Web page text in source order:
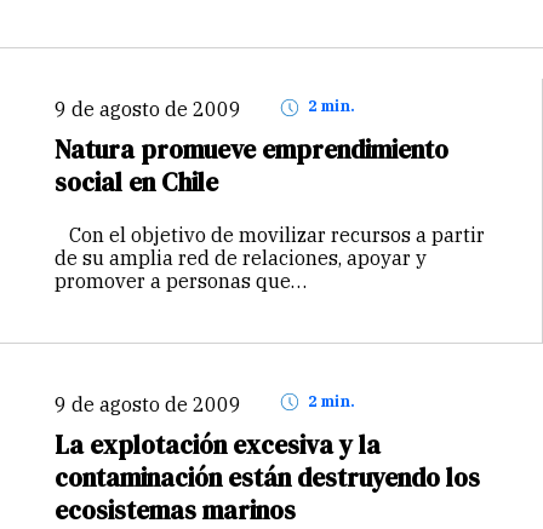
9 de agosto de 2009 2 min.
Natura promueve emprendimiento
social en Chile
Con el objetivo de movilizar recursos a partir
de su amplia red de relaciones, apoyar y
promover a personas que…
9 de agosto de 2009 2 min.
La explotación excesiva y la
contaminación están destruyendo los
ecosistemas marinos